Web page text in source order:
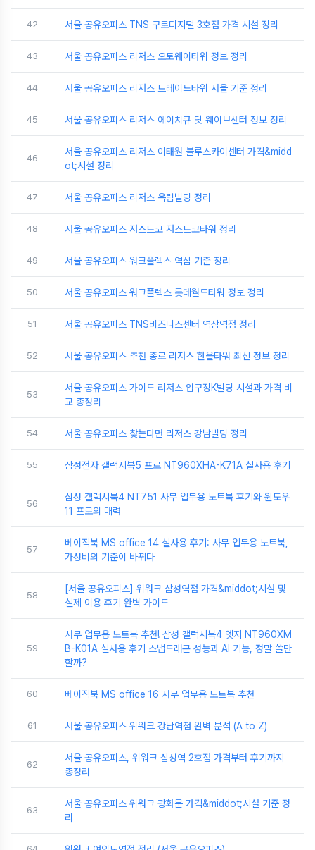
42 서울 공유오피스 TNS 구로디지털 3호점 가격 시설 정리
43 서울 공유오피스 리저스 오토웨이타워 정보 정리
44 서울 공유오피스 리저스 트레이드타워 서울 기준 정리
45 서울 공유오피스 리저스 에이치큐 닷 웨이브센터 정보 정리
46
서울 공유오피스 리저스 이태원 블루스카이센터 가격&midd
ot;시설 정리
47 서울 공유오피스 리저스 옥림빌딩 정리
48 서울 공유오피스 저스트코 저스트코타워 정리
49 서울 공유오피스 워크플렉스 역삼 기준 정리
50 서울 공유오피스 워크플렉스 롯데월드타워 정보 정리
51 서울 공유오피스 TNS비즈니스센터 역삼역점 정리
52 서울 공유오피스 추천 종로 리저스 한올타워 최신 정보 정리
53
서울 공유오피스 가이드 리저스 압구정K빌딩 시설과 가격 비
교 총정리
54 서울 공유오피스 찾는다면 리저스 강남빌딩 정리
55 삼성전자 갤럭시북5 프로 NT960XHA-K71A 실사용 후기
56
삼성 갤럭시북4 NT751 사무 업무용 노트북 후기와 윈도우
11 프로의 매력
57
베이직북 MS office 14 실사용 후기: 사무 업무용 노트북,
가성비의 기준이 바뀌다
58
[서울 공유오피스] 위워크 삼성역점 가격&middot;시설 및
실제 이용 후기 완벽 가이드
59
사무 업무용 노트북 추천! 삼성 갤럭시북4 엣지 NT960XM
B-K01A 실사용 후기 스냅드래곤 성능과 AI 기능, 정말 쓸만
할까?
60 베이직북 MS office 16 사무 업무용 노트북 추천
61 서울 공유오피스 위워크 강남역점 완벽 분석 (A to Z)
62
서울 공유오피스, 위워크 삼성역 2호점 가격부터 후기까지
총정리
63
서울 공유오피스 위워크 광화문 가격&middot;시설 기준 정
리